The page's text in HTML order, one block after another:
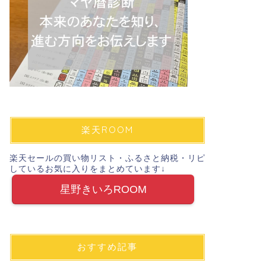
楽天ROOM
楽天セールの買い物リスト・ふるさと納税・リピ
しているお気に入りをまとめています↓
星野きいろROOM
おすすめ記事